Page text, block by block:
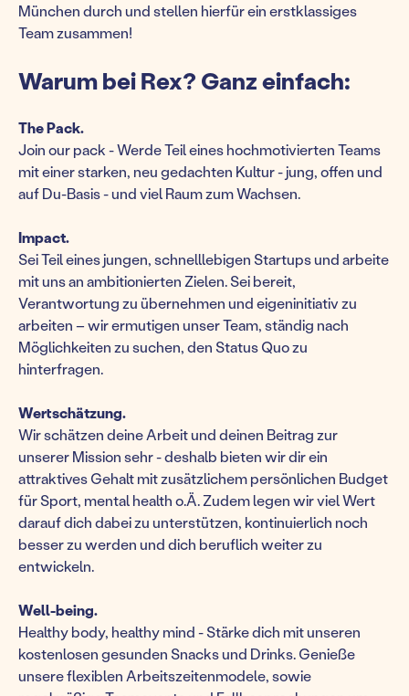
München durch und stellen hierfür ein erstklassiges
Team zusammen!
Warum bei Rex? Ganz einfach:
The Pack.
Join our pack - Werde Teil eines hochmotivierten Teams
mit einer starken, neu gedachten Kultur - jung, offen und
auf Du-Basis - und viel Raum zum Wachsen.
Impact.
Sei Teil eines jungen, schnelllebigen Startups und arbeite
mit uns an ambitionierten Zielen. Sei bereit,
Verantwortung zu übernehmen und eigeninitiativ zu
arbeiten – wir ermutigen unser Team, ständig nach
Möglichkeiten zu suchen, den Status Quo zu
hinterfragen.
Wertschätzung.
Wir schätzen deine Arbeit und deinen Beitrag zur
unserer Mission sehr - deshalb bieten wir dir ein
attraktives Gehalt mit zusätzlichem persönlichen Budget
für Sport, mental health o.Ä. Zudem legen wir viel Wert
darauf dich dabei zu unterstützen, kontinuierlich noch
besser zu werden und dich beruflich weiter zu
entwickeln.
Well-being.
Healthy body, healthy mind - Stärke dich mit unseren
kostenlosen gesunden Snacks und Drinks. Genieße
unsere flexiblen Arbeitszeitenmodele, sowie